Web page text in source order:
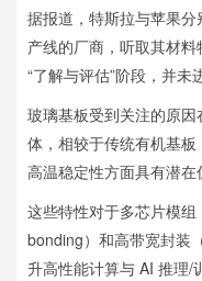
据报道，特斯拉与苹果
产线的厂商，听取其材
“了解与评估”阶段，并未
玻璃基板受到关注的原
体，相较于传统有机基
高温稳定性方面具有潜在
这些特性对于多芯片模
bonding）和高带宽封装
升高性能计算与 AI 推理/